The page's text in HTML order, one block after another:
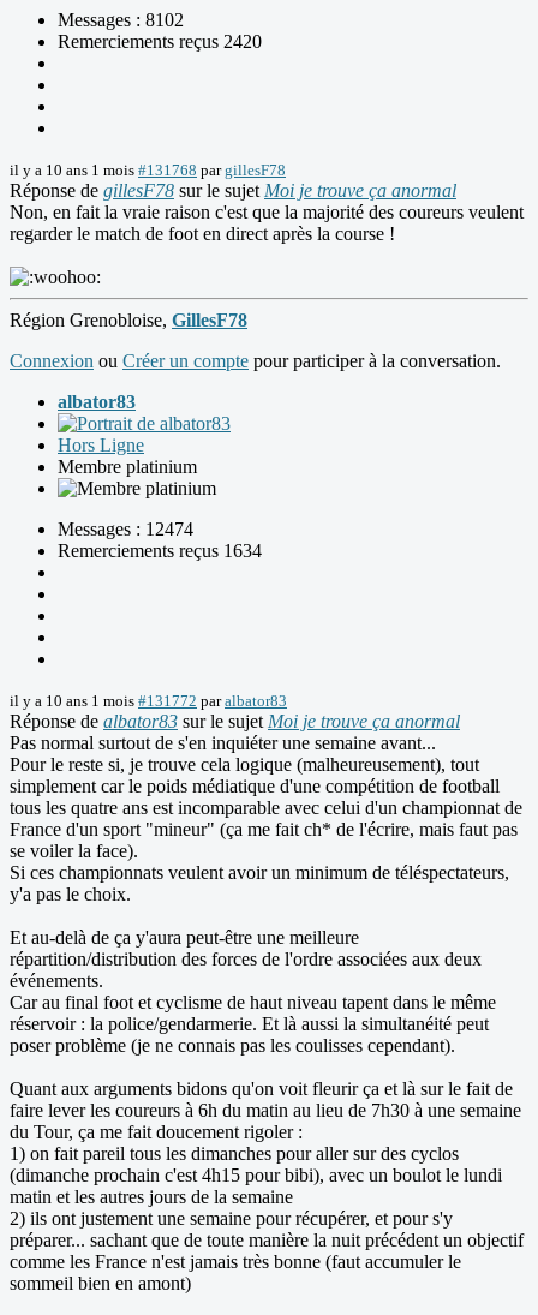
Messages : 8102
Remerciements reçus 2420
il y a 10 ans 1 mois #131768 pargillesF78
Réponse de gillesF78 sur le sujet Moi je trouve ça anormal
Non, en fait la vraie raison c'est que la majorité des coureurs veulent
regarder le match de foot en direct après la course !
Région Grenobloise, GillesF78
Connexion ou Créer un compte pour participer à la conversation.
albator83
Hors Ligne
Membre platinium
Messages : 12474
Remerciements reçus 1634
il y a 10 ans 1 mois #131772 paralbator83
Réponse de albator83 sur le sujet Moi je trouve ça anormal
Pas normal surtout de s'en inquiéter une semaine avant...
Pour le reste si, je trouve cela logique (malheureusement), tout
simplement car le poids médiatique d'une compétition de football
tous les quatre ans est incomparable avec celui d'un championnat de
France d'un sport "mineur" (ça me fait ch* de l'écrire, mais faut pas
se voiler la face).
Si ces championnats veulent avoir un minimum de téléspectateurs,
y'a pas le choix.
Et au-delà de ça y'aura peut-être une meilleure
répartition/distribution des forces de l'ordre associées aux deux
événements.
Car au final foot et cyclisme de haut niveau tapent dans le même
réservoir : la police/gendarmerie. Et là aussi la simultanéité peut
poser problème (je ne connais pas les coulisses cependant).
Quant aux arguments bidons qu'on voit fleurir ça et là sur le fait de
faire lever les coureurs à 6h du matin au lieu de 7h30 à une semaine
du Tour, ça me fait doucement rigoler :
1) on fait pareil tous les dimanches pour aller sur des cyclos
(dimanche prochain c'est 4h15 pour bibi), avec un boulot le lundi
matin et les autres jours de la semaine
2) ils ont justement une semaine pour récupérer, et pour s'y
préparer... sachant que de toute manière la nuit précédent un objectif
comme les France n'est jamais très bonne (faut accumuler le
sommeil bien en amont)